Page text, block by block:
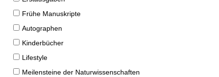
Frühe Manuskripte
Autographen
Kinderbücher
Lifestyle
Meilensteine der Naturwissenschaften